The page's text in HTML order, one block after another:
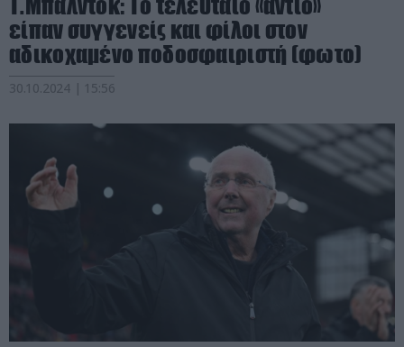
Τ.Μπάλντοκ: Το τελευταίο «αντίο»
είπαν συγγενείς και φίλοι στον
αδικοχαμένο ποδοσφαιριστή (φωτο)
30.10.2024 | 15:56